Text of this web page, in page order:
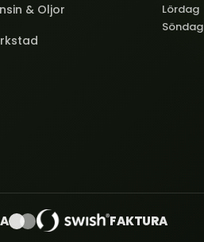
& Oljor
Lördag
Söndag
FAKTURA